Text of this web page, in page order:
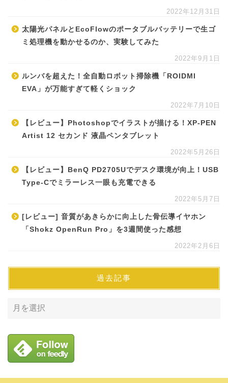
2022年12月31日
太陽光パネルとEcoFlowのポータブルバッテリーで生ゴ
ミ処理機を動かせるのか、実験してみた
2022年9月1日
ルンバを超えた！全自動ロボット掃除機「ROIDMI
EVA」が万能すぎて軽くショック
2022年7月10日
【レビュー】Photoshopでイラストが描ける！XP-PEN
Artist 12 セカンド 液晶ペンタブレット
2022年5月26日
【レビュー】BenQ PD2705Uでデスク環境が向上！USB
Type-Cでミラーレス一眼も充電できる
2022年5月7日
[レビュー] 音質があきらかに向上した骨伝導イヤホン
「Shokz OpenRun Pro」を3週間使った感想
2022年2月6日
過去記事